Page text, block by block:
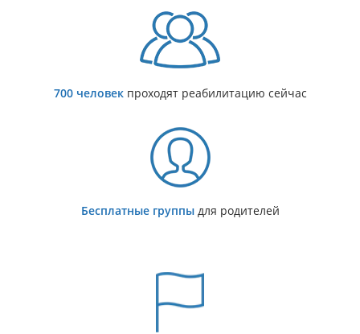
700 человекпроходят реабилитацию сейчас
Бесплатные группыдля родителей